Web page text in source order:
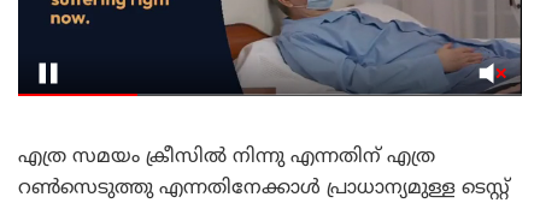
എത്ര സമയം ക്രീസിൽ നിന്നു എന്നതിന് എത്ര
റൺസെടുത്തു എന്നതിനേക്കാൾ പ്രാധാന്യമുള്ള ടെസ്റ്റ്